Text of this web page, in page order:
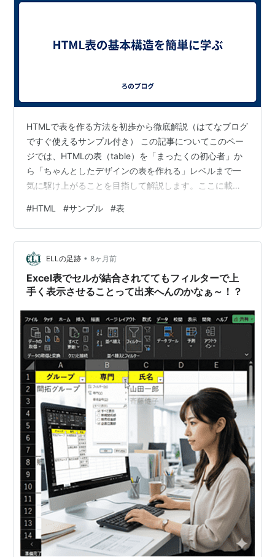
HTMLで表を作る方法を初歩から徹底解説（はてなブログ
ですぐ使えるサンプル付き） この記事についてこのペー
ジでは、HTMLの表（table）を「まったくの初心者」か
ら「ちゃんとしたデザインの表を作れる」レベルまで一
気に駆け上がることを目指して解説します。ここに載せ
ブログに貼り付ければ使える形になっています。・行や
列の増やし方・減らし方・枠線の付け方／消し方・背景
色（塗りつぶし）や文字の位置、ゼブラ柄、スマホ対応
など、表でよくやりたいことをひと通り全部できるよう
に解説していきます。 目次 HTMLの表の基本構造（最低
限覚える4つのタグ） 行数・列…
#HTML #サンプル #表
ELLの足跡 • 8ヶ月前
Excel表でセルが結合されててもフィルターで上
手く表示させることって出来へんのかなぁ～！？